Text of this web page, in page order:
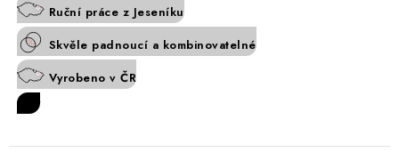
Ruční práce z Jeseníku
Skvěle padnoucí a kombinovatelné
Vyrobeno v ČR
sety